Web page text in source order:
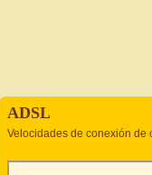
ADSL
Velocidades de conexión de